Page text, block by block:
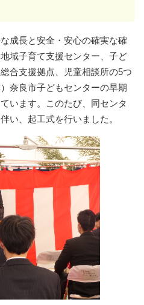
成長と安全・安心の確実な確
域子育て支援センター、子ど
合支援拠点、児童相談所の5つ
奈良市子どもセンターの早期
います。このたび、同センタ
い、起工式を行いました。